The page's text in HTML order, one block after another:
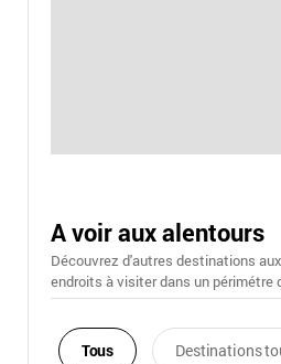
A voir aux alentours
Découvrez d'autres destinations
endroits à visiter dans un périmétre
Tous Destinations